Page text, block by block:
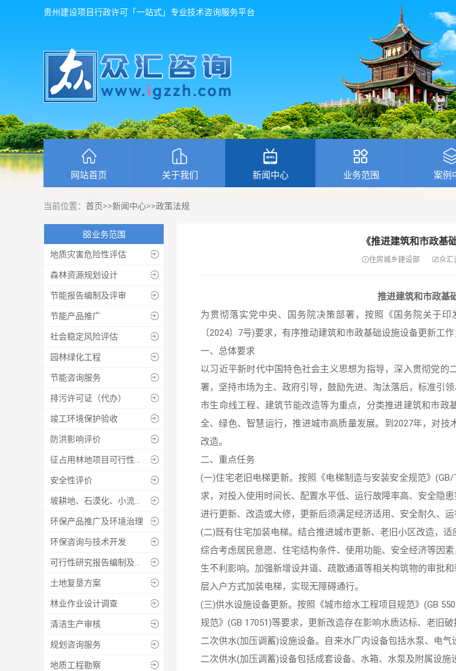
贵州建设项目行政许可「一站式」专业技术咨询服务平台
网站首页 关于我们 新闻中心 业务范围 案例
当前位置： 首页>>新闻中心>>政策法规
业务范围
地质灾害危险性评估 
森林资源规划设计 
节能报告编制及评审 
节能产品推广 
社会稳定风险评估 
园林绿化工程 
节能咨询服务 
排污许可证（代办） 
竣工环境保护验收 
防洪影响评价 

安全性评价 

环保产品推广及环境治理 
环保咨询与技术开发 

土地复垦方案 
林业作业设计调查 
清洁生产审核 
规划咨询服务 
地质工程勘察 
《推进建筑和市政基
住房城乡建设部 众汇
推进建筑和市政基
为贯彻落实党中央、国务院决策部署，按照《国务院关于
〔2024〕7号)要求，有序推动建筑和市政基础设施设备更新工
一、总体要求
以习近平新时代中国特色社会主义思想为指导，深入贯彻党
署，坚持市场为主、政府引导，鼓励先进、淘汰落后，标准引
市生命线工程、建筑节能改造等为重点，分类推进建筑和市政
全、绿色、智慧运行，推进城市高质量发展。到2027年，对技
改造。
二、重点任务
(一)住宅老旧电梯更新。按照《电梯制造与安装安全规范》
求，对投入使用时间长、配置水平低、运行故障率高、安全隐
进行更新、改造或大修，更新后须满足经济适用、安全耐久、
(二)既有住宅加装电梯。结合推进城市更新、老旧小区改造，
综合考虑居民意愿、住宅结构条件、使用功能、安全经济等因
生不利影响。加强新增设井道、疏散通道等相关构筑物的审批
层入户方式加装电梯，实现无障碍通行。
(三)供水设施设备更新。按照《城市给水工程项目规范》(GB
规范》(GB 17051)等要求，更新改造存在影响水质达标、老旧
二次供水(加压调蓄)设施设备。自来水厂内设备包括水泵、电
二次供水(加压调蓄)设备包括成套设备、水箱、水泵及附属设施